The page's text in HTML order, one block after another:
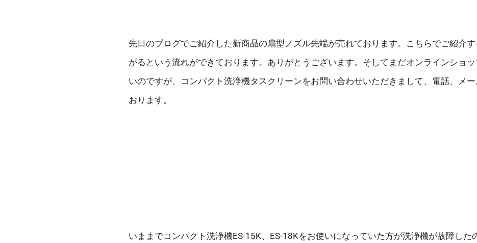
先日のブログでご紹介した新商品の扇型ノズル先端が売れております。こちらでご紹介
がるという流れができております。ありがとうございます。そしてまだオンラインショ
いのですが、コンパクト洗浄機タスクリーンをお問い合わせいただきまして、電話、メ
おります。
いままでコンパクト洗浄機ES-15K、ES-18Kをお使いになっていた方が洗浄機が故障した